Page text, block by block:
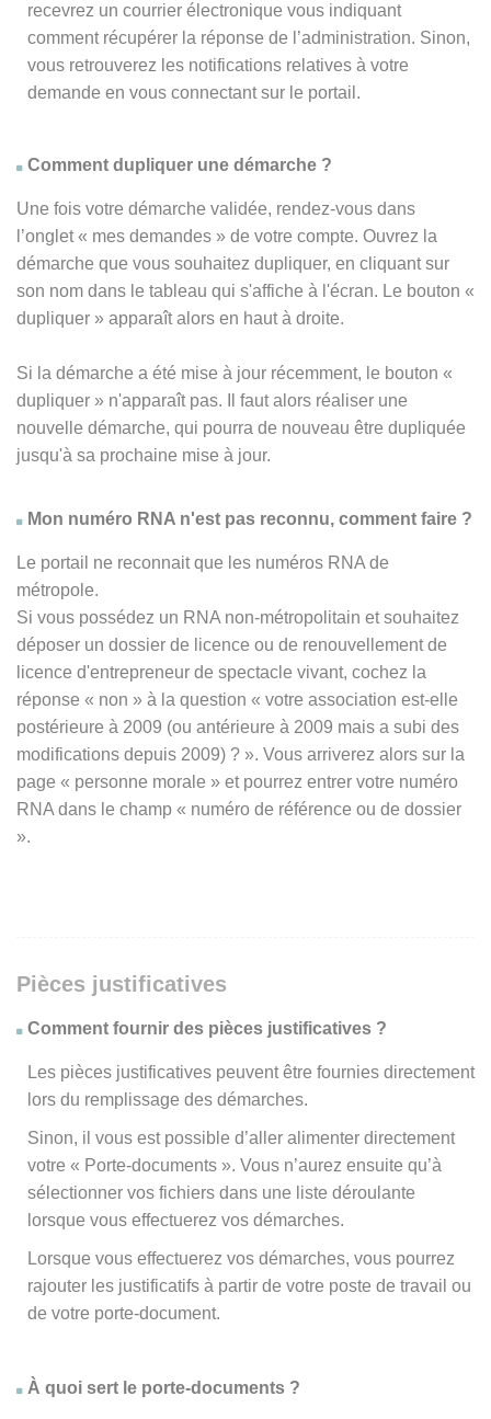
recevrez un courrier électronique vous indiquant
comment récupérer la réponse de l’administration. Sinon,
vous retrouverez les notifications relatives à votre
demande en vous connectant sur le portail.
Comment dupliquer une démarche ?
Une fois votre démarche validée, rendez-vous dans
l’onglet « mes demandes » de votre compte. Ouvrez la
démarche que vous souhaitez dupliquer, en cliquant sur
son nom dans le tableau qui s'affiche à l'écran. Le bouton «
dupliquer » apparaît alors en haut à droite.
Si la démarche a été mise à jour récemment, le bouton «
dupliquer » n'apparaît pas. Il faut alors réaliser une
nouvelle démarche, qui pourra de nouveau être dupliquée
jusqu'à sa prochaine mise à jour.
Mon numéro RNA n'est pas reconnu, comment faire ?
Le portail ne reconnait que les numéros RNA de
métropole.
Si vous possédez un RNA non-métropolitain et souhaitez
déposer un dossier de licence ou de renouvellement de
licence d'entrepreneur de spectacle vivant, cochez la
réponse « non » à la question « votre association est-elle
postérieure à 2009 (ou antérieure à 2009 mais a subi des
modifications depuis 2009) ? ». Vous arriverez alors sur la
page « personne morale » et pourrez entrer votre numéro
RNA dans le champ « numéro de référence ou de dossier
».
Pièces justificatives
Comment fournir des pièces justificatives ?
Les pièces justificatives peuvent être fournies directement
lors du remplissage des démarches.
Sinon, il vous est possible d’aller alimenter directement
votre « Porte-documents ». Vous n’aurez ensuite qu’à
sélectionner vos fichiers dans une liste déroulante
lorsque vous effectuerez vos démarches.
Lorsque vous effectuerez vos démarches, vous pourrez
rajouter les justificatifs à partir de votre poste de travail ou
de votre porte-document.
À quoi sert le porte-documents ?